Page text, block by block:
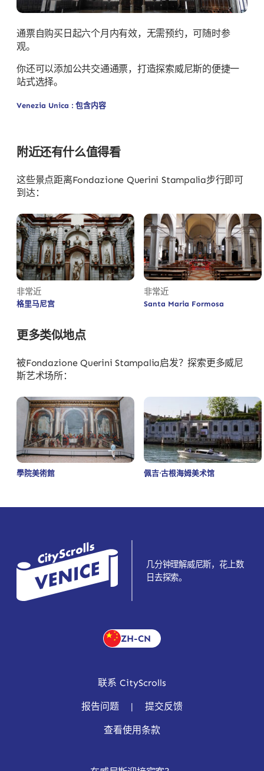
通票自购买日起六个月内有效，无需预约，可随时参
观。
你还可以添加公共交通通票，打造探索威尼斯的便捷一
站式选择。
Venezia Unica : 包含内容
附近还有什么值得看
这些景点距离Fondazione Querini Stampalia步行即可
到达：
非常近
格里马尼宫
非常近
Santa Maria Formosa
更多类似地点
被Fondazione Querini Stampalia启发？探索更多威尼
斯艺术场所：
學院美術館 佩吉·古根海姆美术馆
几分钟理解威尼斯，花上数
日去探索。
ZH-CN
联系 CityScrolls
报告问题 | 提交反馈
查看使用条款